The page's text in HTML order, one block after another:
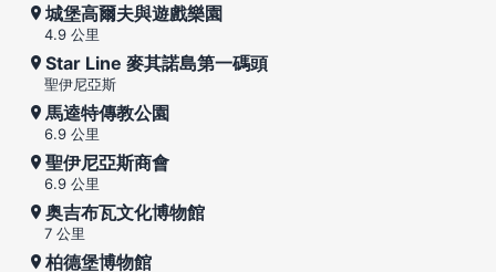
城堡高爾夫與遊戲樂園
4.9 公里
Star Line 麥其諾島第一碼頭
聖伊尼亞斯
馬逵特傳教公園
6.9 公里
聖伊尼亞斯商會
6.9 公里
奥吉布瓦文化博物館
7 公里
柏德堡博物館